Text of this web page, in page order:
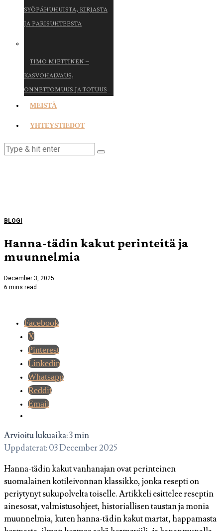
SYÖPÄHUHUISTA, KIRJASTA
JA PARISUHTEESTA
TIMO MIETTINEN –
KASVOHALVAUS,
ONNETTOMUUS JA TOTUUS
MEISTÄ
YHTEYSTIEDOT
BLOGI
Hanna-tädin kakut perinteitä ja
muunnelmia
December 3, 2025
6 mins read
Facebook
X
Pinterest
Linkedin
Whatsapp
Reddit
Email
Arvioitu lukuaika: 3 min
Uppdaterat: 03 December 2025
Hanna-tädin kakut vanhanajan ovat perinteinen
suomalainen kotileivonnan klassikko, jonka resepti on
periytynyt sukupolvelta toiselle. Artikkeli esittelee reseptin
ainesosat, valmistusohjeet, historiallisen taustan ja monia
muunnelmia, kuten hanna-tädin kakut martat, happamasta